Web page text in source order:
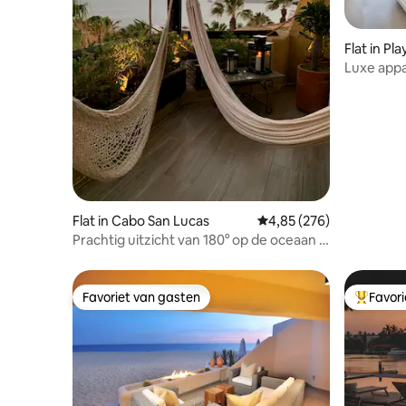
Flat in Cabo San Lucas Gemiddelde
4,85 (276)
Prachtig uitzicht van 180° op de oceaan ·
Flat in
Luxe
Favoriet van gasten
Favoriet van gasten